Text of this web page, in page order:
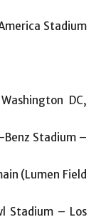
Stadium
DC,
Benz Stadium –
(Lumen Field
Stadium – Los